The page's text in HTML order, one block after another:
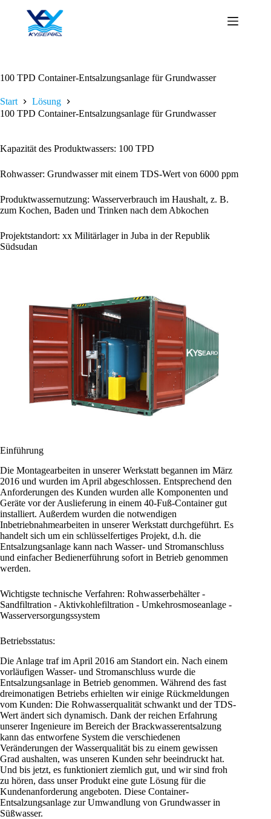
springen
100 TPD Container-Entsalzungsanlage für Grundwasser
Start
Lösung
100 TPD Container-Entsalzungsanlage für Grundwasser
Kapazität des Produktwassers: 100 TPD
Rohwasser: Grundwasser mit einem TDS-Wert von 6000 ppm
Produktwassernutzung: Wasserverbrauch im Haushalt, z. B.
zum Kochen, Baden und Trinken nach dem Abkochen
Projektstandort: xx Militärlager in Juba in der Republik
Südsudan
Einführung
Die Montagearbeiten in unserer Werkstatt begannen im März
2016 und wurden im April abgeschlossen. Entsprechend den
Anforderungen des Kunden wurden alle Komponenten und
Geräte vor der Auslieferung in einem 40-Fuß-Container gut
installiert. Außerdem wurden die notwendigen
Inbetriebnahmearbeiten in unserer Werkstatt durchgeführt. Es
handelt sich um ein schlüsselfertiges Projekt, d.h. die
Entsalzungsanlage kann nach Wasser- und Stromanschluss
und einfacher Bedienerführung sofort in Betrieb genommen
werden.
Wichtigste technische Verfahren: Rohwasserbehälter -
Sandfiltration - Aktivkohlefiltration - Umkehrosmoseanlage -
Wasserversorgungssystem
Betriebsstatus:
Die Anlage traf im April 2016 am Standort ein. Nach einem
vorläufigen Wasser- und Stromanschluss wurde die
Entsalzungsanlage in Betrieb genommen. Während des fast
dreimonatigen Betriebs erhielten wir einige Rückmeldungen
vom Kunden: Die Rohwasserqualität schwankt und der TDS-
Wert ändert sich dynamisch. Dank der reichen Erfahrung
unserer Ingenieure im Bereich der Brackwasserentsalzung
kann das entworfene System die verschiedenen
Veränderungen der Wasserqualität bis zu einem gewissen
Grad aushalten, was unseren Kunden sehr beeindruckt hat.
Und bis jetzt, es funktioniert ziemlich gut, und wir sind froh
zu hören, dass unser Produkt eine gute Lösung für die
Kundenanforderung angeboten. Diese Container-
Entsalzungsanlage zur Umwandlung von Grundwasser in
Süßwasser.